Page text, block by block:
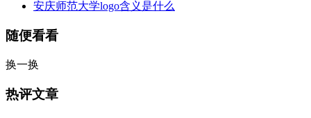
安庆师范大学logo含义是什么
随便看看
换一换
热评文章